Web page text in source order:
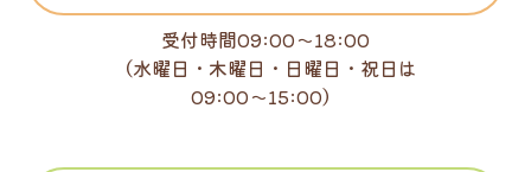
受付時間09:00～18:00
（水曜日・木曜日・日曜日・祝日は
09:00～15:00）